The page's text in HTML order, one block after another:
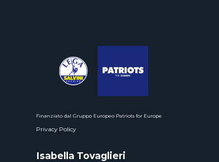
Finanziato dal Gruppo Europeo Patriots for Europe
Privacy Policy
Isabella Tovaglieri